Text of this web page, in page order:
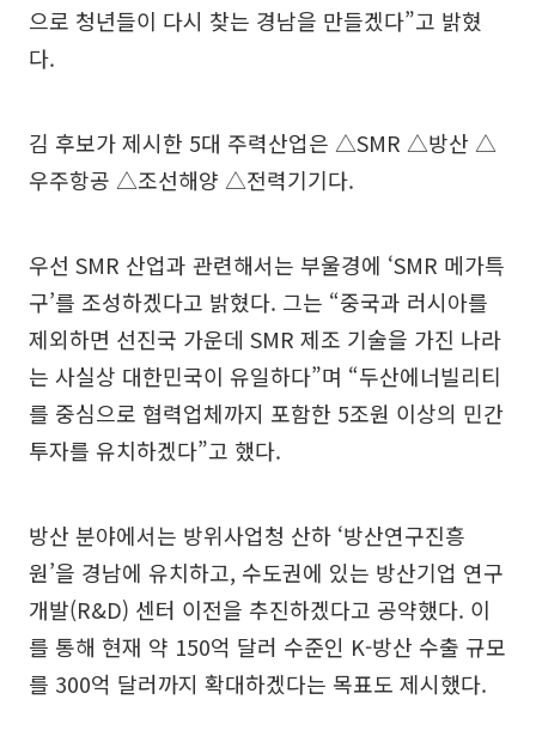
으로 청년들이 다시 찾는 경남을 만들겠다”고 밝혔
다.
김 후보가 제시한 5대 주력산업은 △SMR △방산 △
우주항공 △조선해양 △전력기기다.
우선 SMR 산업과 관련해서는 부울경에 ‘SMR 메가특
구’를 조성하겠다고 밝혔다. 그는 “중국과 러시아를
제외하면 선진국 가운데 SMR 제조 기술을 가진 나라
는 사실상 대한민국이 유일하다”며 “두산에너빌리티
를 중심으로 협력업체까지 포함한 5조원 이상의 민간
투자를 유치하겠다”고 했다.
방산 분야에서는 방위사업청 산하 ‘방산연구진흥
원’을 경남에 유치하고, 수도권에 있는 방산기업 연구
개발(R&D) 센터 이전을 추진하겠다고 공약했다. 이
를 통해 현재 약 150억 달러 수준인 K-방산 수출 규모
를 300억 달러까지 확대하겠다는 목표도 제시했다.